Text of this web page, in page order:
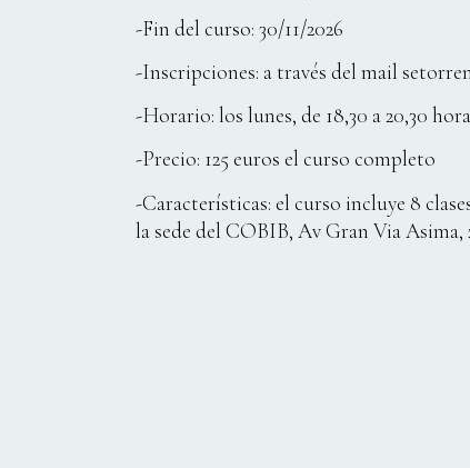
-Fin del curso: 30/11/2026
-Inscripciones: a través del mail
-Horario: los lunes, de 18,30 a 20,30
-Precio: 125 euros el curso completo
-Características: el curso incluye 8
la sede del COBIB, Av Gran Via Asima,